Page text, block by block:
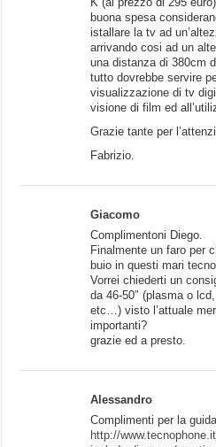
buona spesa
istallare la tv ad
arrivando cosi ad un
una distanza di 380cm
tutto dovrebbe servire
visualizzazione di tv
visione di film ed
Grazie tante per
Fabrizio.
Giacomo
Complimentoni Diego.
Finalmente un faro per
buio in questi mari
Vorrei chiederti un
da 46-50″ (plasma o
etc…) visto l’attuale
importanti?
grazie ed a presto.
Alessandro
Complimenti per la
http://